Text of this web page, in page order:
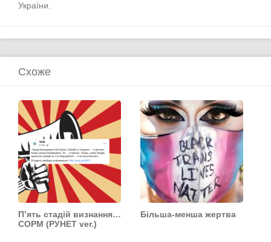
України.
Схоже
П’ять стадій визнання…
СОРМ (РУНЕТ ver.)
Більша-менша жертва